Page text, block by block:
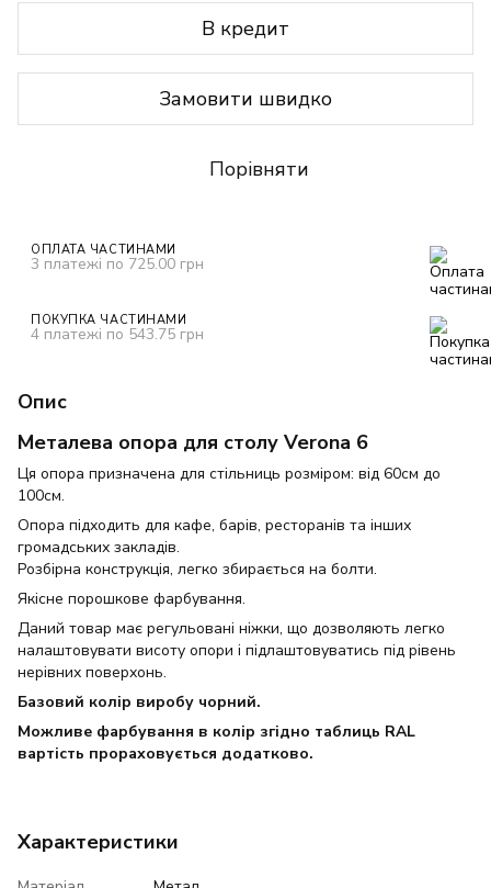
В кредит
Замовити швидко
Порівняти
ОПЛАТА ЧАСТИНАМИ
3 платежі по 725.00 грн
ПОКУПКА ЧАСТИНАМИ
4 платежі по 543.75 грн
Опис
Металева опора для столу Verona 6
Ця опора призначена для стільниць розміром: від 60см до
100см.
Опора підходить для кафе, барів, ресторанів та інших
громадських закладів.
Розбірна конструкція, легко збирається на болти.
Якісне порошкове фарбування.
Даний товар має регульовані ніжки, що дозволяють легко
налаштовувати висоту опори і підлаштовуватись під рівень
нерівних поверхонь.
Базовий колір виробу чорний.
Можливе фарбування в колір згідно таблиць RAL
вартість прораховується додатково.
Характеристики